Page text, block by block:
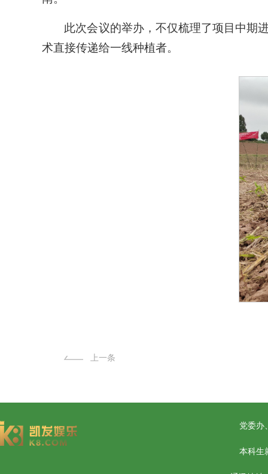
此次会议的举办，不仅梳理了项目中期
术直接传递给一线种植者。
上一条
党委
本科生